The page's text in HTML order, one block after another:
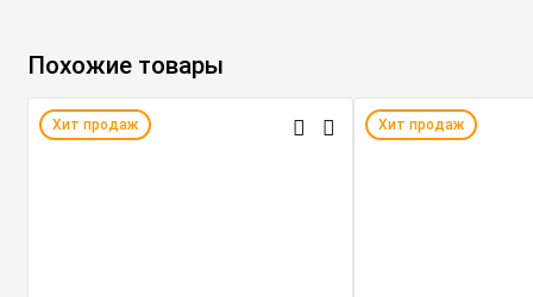
Похожие товары
Хит продаж Хит продаж